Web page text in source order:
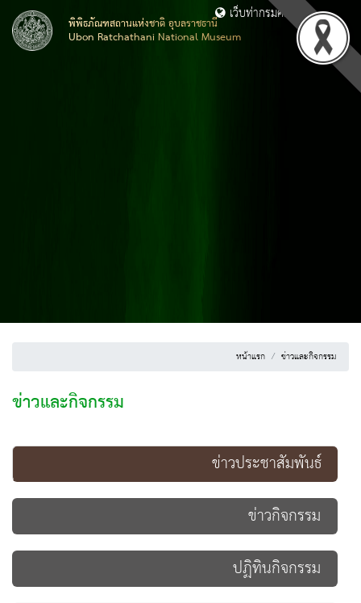
พิพิธภัณฑสถานแห่งชาติ อุบลราชธานี
Ubon Ratchathani National Museum
เว็บท่ากรมศิลปากร
หน้าแรก ข่าวและกิจกรรม
ข่าวและกิจกรรม
ข่าวประชาสัมพันธ์
ข่าวกิจกรรม
ปฏิทินกิจกรรม